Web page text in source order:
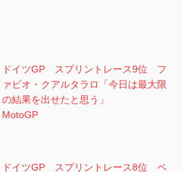
ドイツGP スプリントレース9位 フ
ァビオ・クアルタラロ「今日は最大限
の結果を出せたと思う」
MotoGP
ドイツGP スプリントレース8位 ペ